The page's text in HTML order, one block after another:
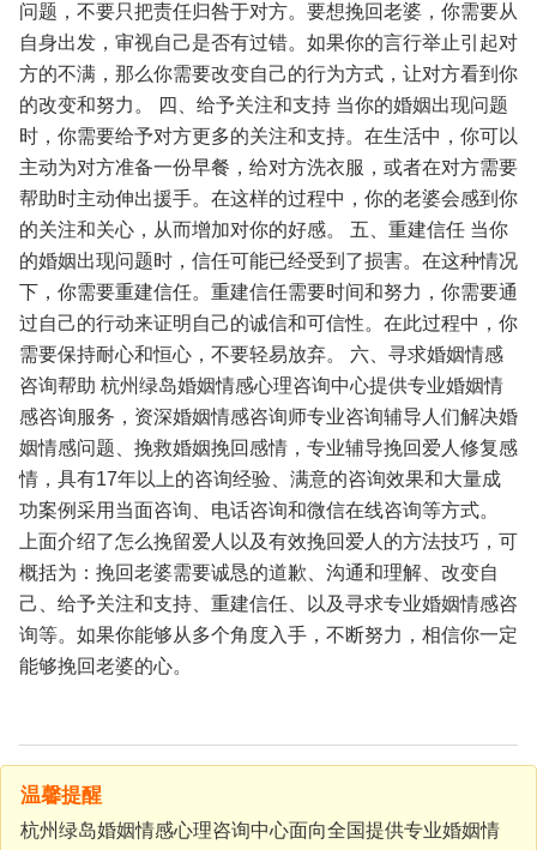
问题，不要只把责任归咎于对方。要想挽回老婆，你需要从
自身出发，审视自己是否有过错。如果你的言行举止引起对
方的不满，那么你需要改变自己的行为方式，让对方看到你
的改变和努力。
四、给予关注和支持当你的婚姻出现问题
时，你需要给予对方更多的关注和支持。在生活中，你可以
主动为对方准备一份早餐，给对方洗衣服，或者在对方需要
帮助时主动伸出援手。在这样的过程中，你的老婆会感到你
的关注和关心，从而增加对你的好感。
五、重建信任当你
的婚姻出现问题时，信任可能已经受到了损害。在这种情况
下，你需要重建信任。重建信任需要时间和努力，你需要通
过自己的行动来证明自己的诚信和可信性。在此过程中，你
需要保持耐心和恒心，不要轻易放弃。
六、寻求婚姻情感
咨询帮助 杭州绿岛婚姻情感心理咨询中心提供专业婚姻情
感咨询服务，资深婚姻情感咨询师专业咨询辅导人们解决婚
姻情感问题、挽救婚姻挽回感情，专业辅导挽回爱人修复感
情，具有17年以上的咨询经验、满意的咨询效果和大量成
功案例采用当面咨询、电话咨询和微信在线咨询等方式。
上面介绍了怎么挽留爱人以及有效挽回爱人的方法技巧，可
概括为：挽回老婆需要诚恳的道歉、沟通和理解、改变自
己、给予关注和支持、重建信任、以及寻求专业婚姻情感咨
询等。如果你能够从多个角度入手，不断努力，相信你一定
能够挽回老婆的心。
温馨提醒
杭州绿岛婚姻情感心理咨询中心面向全国提供专业婚姻情